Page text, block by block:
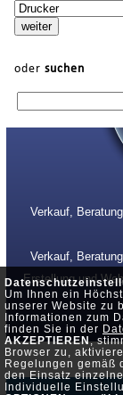
Um Ihnen ein
unserer Website zu
Informationen zum
finden Sie in der
AKZEPTIEREN,
Browser zu,
Regelungen gemäß
den Einsatz
Individuelle
oder suchen
Verkauf,
Verkauf,
Erstellung und